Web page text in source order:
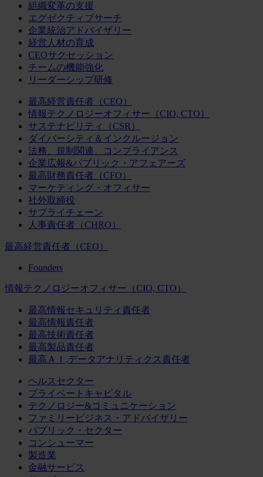
組織変革の支援
エグゼクティブサーチ
企業統治アドバイザリー
経営人材の育成
CEOサクセッション
チームの機能強化
リーダーシップ研修
最高経営責任者（CEO）
情報テクノロジーオフィサー（CIO, CTO）
サステナビリティ（CSR）
ダイバーシティ＆インクルージョン
法務、規制関連、コンプライアンス
企業広報&パブリック・アフェアーズ
最高財務責任者（CFO）
マーケティング・オフィサー
社外取締役
サプライチェーン
人事責任者（CHRO）
最高経営責任者（CEO）
Founders
情報テクノロジーオフィサー（CIO, CTO）
最高情報セキュリティ責任者
最高情報責任者
最高技術責任者
最高製品責任者
最高ＡＩ,データアナリティクス責任者
ヘルスセクター
プライベートキャピタル
テクノロジー&コミュニケーション
ファミリービジネス・アドバイザリー
パブリック・セクター
コンシューマー
製造業
金融サービス